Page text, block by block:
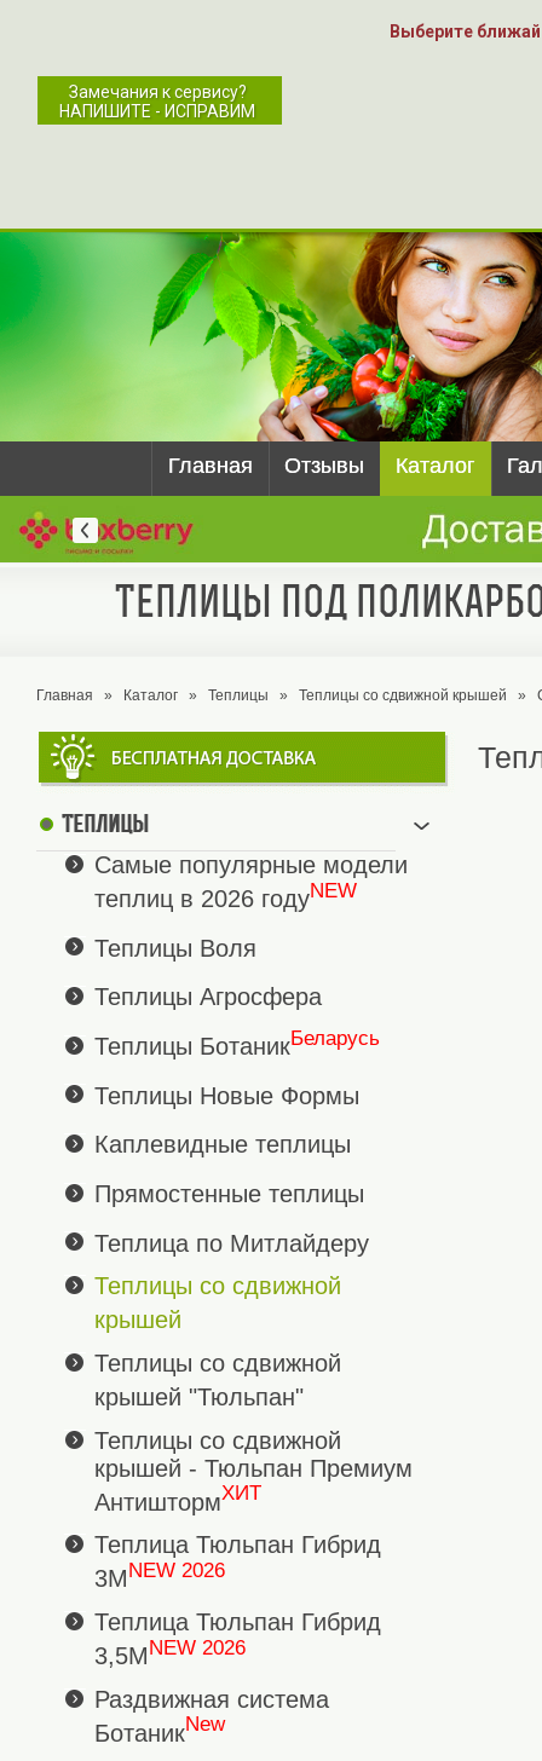
Выберите
Замечания к сервису?
НАПИШИТЕ - ИСПРАВИМ
Главная Отзывы Каталог
Теплицы под
Главная » Каталог » Теплицы » Теплицы со сдвижной крышей »
Теплицы
Самые популярные модели
теплиц в 2026 годуNEW
Теплицы Воля
Теплицы Агросфера
Теплицы БотаникБеларусь
Теплицы Новые Формы
Каплевидные теплицы
Прямостенные теплицы
Теплица по Митлайдеру
Теплицы со сдвижной
крышей
Теплицы со сдвижной
крышей "Тюльпан"
Теплицы со сдвижной
крышей - Тюльпан Премиум
АнтиштормХИТ
Теплица Тюльпан Гибрид
3М NEW 2026
Теплица Тюльпан Гибрид
3,5МNEW 2026
Раздвижная система
БотаникNew